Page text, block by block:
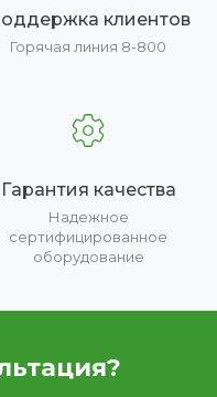
клиентов
Горячая линия 8-800
Гарантия качества
Надежное
сертифицированное
оборудование